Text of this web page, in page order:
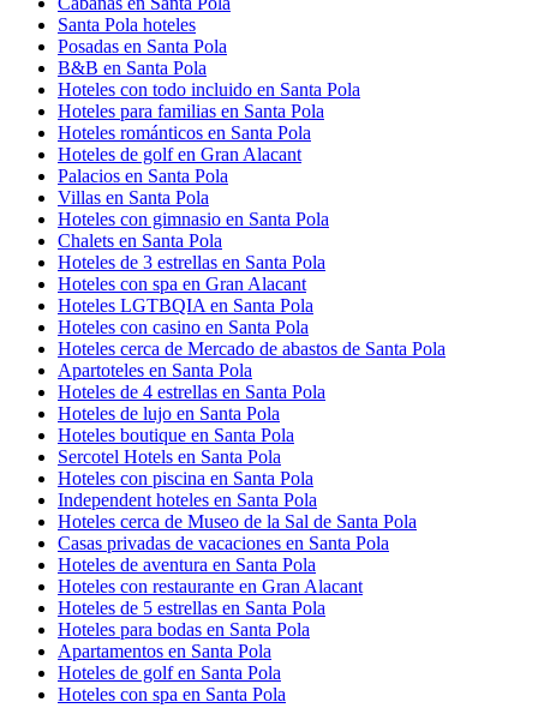
Santa Pola hoteles
Posadas en Santa Pola
B&B en Santa Pola
Hoteles con todo incluido en Santa Pola
Hoteles para familias en Santa Pola
Hoteles románticos en Santa Pola
Hoteles de golf en Gran Alacant
Palacios en Santa Pola
Villas en Santa Pola
Hoteles con gimnasio en Santa Pola
Chalets en Santa Pola
Hoteles de 3 estrellas en Santa Pola
Hoteles con spa en Gran Alacant
Hoteles LGTBQIA en Santa Pola
Hoteles con casino en Santa Pola
Hoteles cerca de Mercado de abastos de Santa Pola
Apartoteles en Santa Pola
Hoteles de 4 estrellas en Santa Pola
Hoteles de lujo en Santa Pola
Hoteles boutique en Santa Pola
Sercotel Hotels en Santa Pola
Hoteles con piscina en Santa Pola
Independent hoteles en Santa Pola
Hoteles cerca de Museo de la Sal de Santa Pola
Casas privadas de vacaciones en Santa Pola
Hoteles de aventura en Santa Pola
Hoteles con restaurante en Gran Alacant
Hoteles de 5 estrellas en Santa Pola
Hoteles para bodas en Santa Pola
Apartamentos en Santa Pola
Hoteles de golf en Santa Pola
Hoteles con spa en Santa Pola